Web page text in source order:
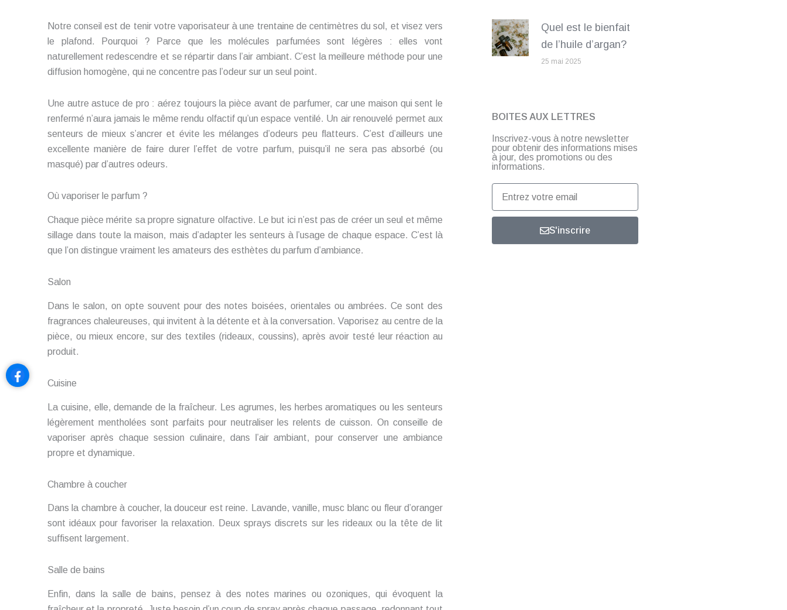
Notre conseil est de tenir votre vaporisateur à une trentaine de centimètres du sol, et visez vers
le plafond. Pourquoi ? Parce que les molécules parfumées sont légères : elles vont
naturellement redescendre et se répartir dans l’air ambiant. C’est la meilleure méthode pour une
diffusion homogène, qui ne concentre pas l’odeur sur un seul point.
Une autre astuce de pro : aérez toujours la pièce avant de parfumer, car une maison qui sent le
renfermé n’aura jamais le même rendu olfactif qu’un espace ventilé. Un air renouvelé permet aux
senteurs de mieux s’ancrer et évite les mélanges d’odeurs peu flatteurs. C’est d’ailleurs une
excellente manière de faire durer l’effet de votre parfum, puisqu’il ne sera pas absorbé (ou
masqué) par d’autres odeurs.
Où vaporiser le parfum ?
Chaque pièce mérite sa propre signature olfactive. Le but ici n’est pas de créer un seul et même
sillage dans toute la maison, mais d’adapter les senteurs à l’usage de chaque espace. C’est là
que l’on distingue vraiment les amateurs des esthètes du parfum d’ambiance.
Salon
Dans le salon, on opte souvent pour des notes boisées, orientales ou ambrées. Ce sont des
fragrances chaleureuses, qui invitent à la détente et à la conversation. Vaporisez au centre de la
pièce, ou mieux encore, sur des textiles (rideaux, coussins), après avoir testé leur réaction au
produit.
Cuisine
La cuisine, elle, demande de la fraîcheur. Les agrumes, les herbes aromatiques ou les senteurs
légèrement mentholées sont parfaits pour neutraliser les relents de cuisson. On conseille de
vaporiser après chaque session culinaire, dans l’air ambiant, pour conserver une ambiance
propre et dynamique.
Chambre à coucher
Dans la chambre à coucher, la douceur est reine. Lavande, vanille, musc blanc ou fleur d’oranger
sont idéaux pour favoriser la relaxation. Deux sprays discrets sur les rideaux ou la tête de lit
suffisent largement.
Salle de bains
Enfin, dans la salle de bains, pensez à des notes marines ou ozoniques, qui évoquent la
Quel est le bienfait
de l’huile d’argan?
25 mai 2025
BOITES AUX LETTRES
Inscrivez-vous à notre newsletter
pour obtenir des informations mises
à jour, des promotions ou des
informations.
Entrez
votre
email
S'inscrire